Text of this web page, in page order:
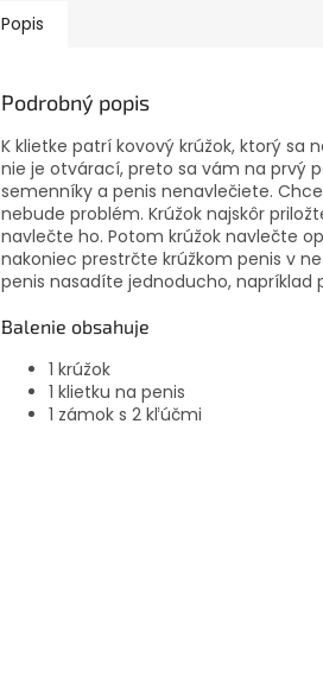
Popis
Podrobný popis
K klietke patrí kovový krúžok, ktorý sa
nie je otvárací, preto sa vám na prvý
semenníky a penis nenavlečiete.
nebude problém. Krúžok najskôr
navlečte ho. Potom krúžok navlečte
nakoniec prestrčte krúžkom penis v
penis nasadíte jednoducho, napríklad
Balenie obsahuje
1 krúžok
1 klietku na penis
1 zámok s 2 kľúčmi